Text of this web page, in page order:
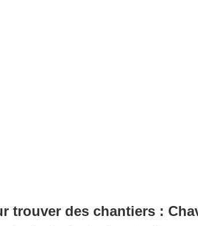
trouver des chantiers :